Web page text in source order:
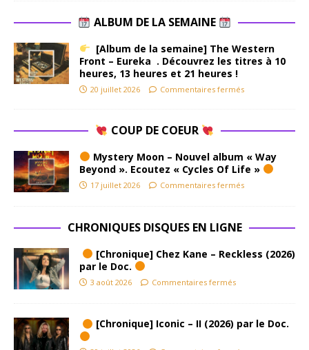
ALBUM DE LA SEMAINE
[Album de la semaine] The Western
Front – Eureka . Découvrez les titres à 10
heures, 13 heures et 21 heures !
20 juillet 2026 Commentaires fermés
COUP DE COEUR
Mystery Moon – Nouvel album « Way
Beyond ». Ecoutez « Cycles Of Life »
17 juillet 2026 Commentaires fermés
CHRONIQUES DISQUES EN LIGNE
[Chronique] Chez Kane – Reckless (2026)
par le Doc.
3 août 2026 Commentaires fermés
[Chronique] Iconic – II (2026) par le Doc.